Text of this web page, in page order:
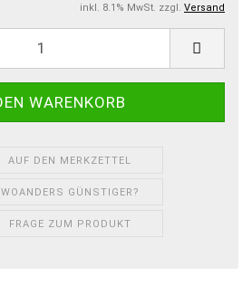
inkl. 8.1% MwSt. zzgl. Versand
AUF DEN MERKZETTEL
WOANDERS GÜNSTIGER?
FRAGE ZUM PRODUKT